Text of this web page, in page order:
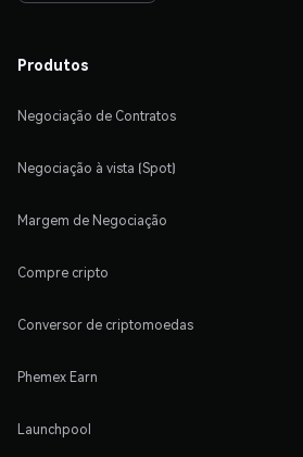
Produtos
Negociação de Contratos
Negociação à vista (Spot)
Margem de Negociação
Compre cripto
Conversor de criptomoedas
Phemex Earn
Launchpool